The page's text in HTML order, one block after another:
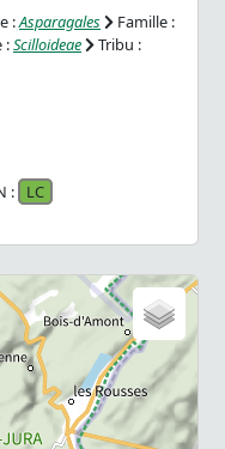
:Asparagales
Famille :
:Scilloideae
Tribu :
: LC